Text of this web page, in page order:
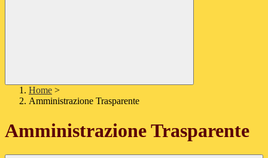
Home >
Amministrazione Trasparente
Amministrazione Trasparente